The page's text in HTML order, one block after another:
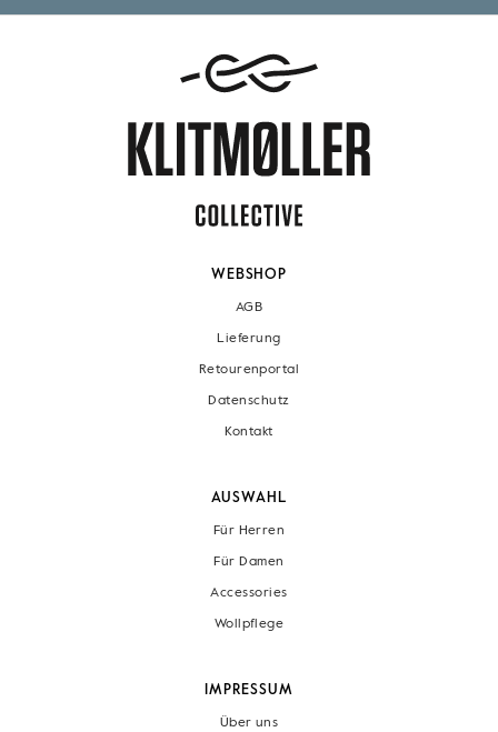
WEBSHOP
AGB
Lieferung
Retourenportal
Datenschutz
Kontakt
AUSWAHL
Für Herren
Für Damen
Accessories
Wollpflege
IMPRESSUM
Über uns